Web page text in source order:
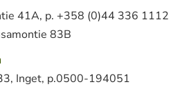
41A, p. +358 (0)44 336 1112
83B
Inget, p.0500-194051